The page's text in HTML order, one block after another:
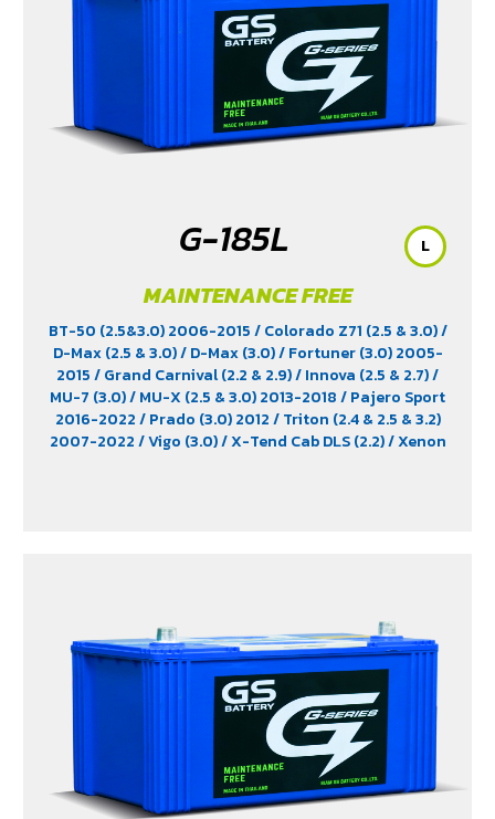
G-185L
MAINTENANCE FREE
BT-50 (2.5&3.0) 2006-2015/ Colorado Z71 (2.5 & 3.0)/
D-Max (2.5 & 3.0)/ D-Max (3.0)/ Fortuner (3.0) 2005-
2015/ Grand Carnival (2.2 & 2.9)/ Innova (2.5 & 2.7)/
MU-7 (3.0)/ MU-X (2.5 & 3.0) 2013-2018/ Pajero Sport
2016-2022/ Prado (3.0) 2012/ Triton (2.4 & 2.5 & 3.2)
2007-2022/ Vigo (3.0)/ X-Tend Cab DLS (2.2)/ Xenon
L